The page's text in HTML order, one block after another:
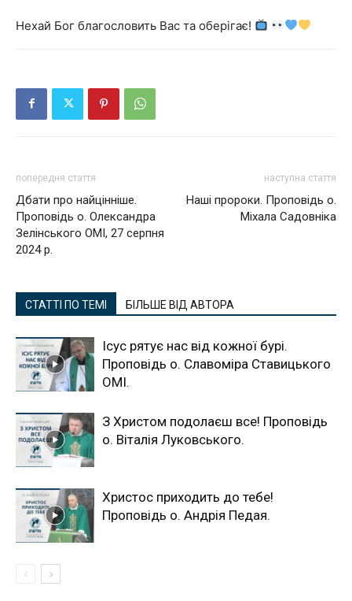
Нехай Бог благословить Вас та оберігає!
попередня стаття
Дбати про найцінніше.
Проповідь о. Олександра
Зелінського ОМІ, 27 серпня
2024 р.
наступна стаття
Наші пророки. Проповідь о.
Міхала Садовніка
СТАТТІ ПО ТЕМІ БІЛЬШЕ ВІД АВТОРА
Ісус рятує нас від кожної бурі.
Проповідь о. Славоміра Ставицького
ОМІ.
З Христом подолаєш все! Проповідь
о. Віталія Луковського.
Христос приходить до тебе!
Проповідь о. Андрія Педая.